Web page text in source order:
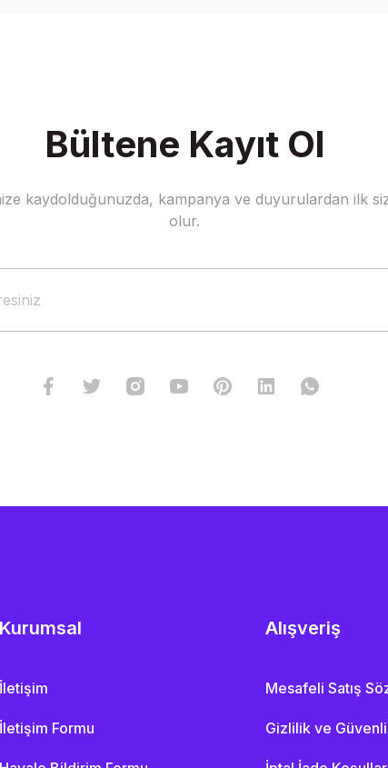
Gönder
Bültene Kayıt Ol
kaydolduğunuzda, kampanya ve duyurulardan ilk
olur.
Kurumsal
İletişim
İletişim Formu
Alışveriş
Mesafeli Satış
Gizlilik ve